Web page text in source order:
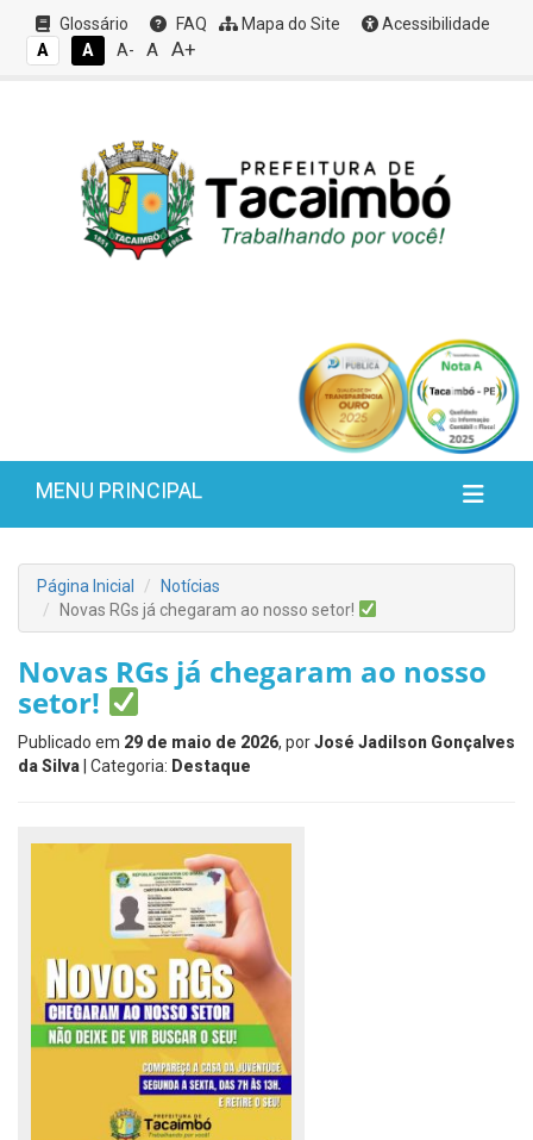
Glossário FAQ Mapa do Site
Acessibilidade
A
A A- A A+
MENU PRINCIPAL
Página Inicial
Notícias
Novas RGs já chegaram ao nosso setor!
Novas RGs já chegaram ao nosso
setor!
Publicado em 29 de maio de 2026, porJosé Jadilson Gonçalves
da Silva | Categoria: Destaque